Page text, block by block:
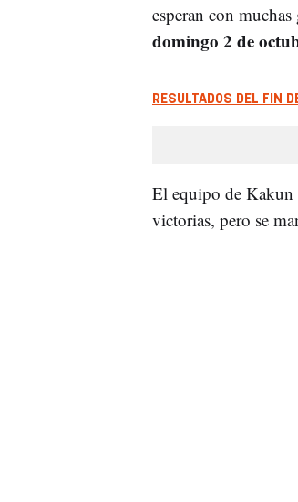
esperan con
domingo 2 de
RESULTADOS DEL FIN
El equipo de Kakun
victorias, pero se